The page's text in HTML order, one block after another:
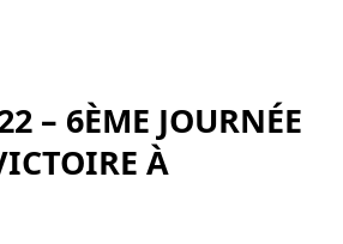
– 6ÈME JOURNÉE
À